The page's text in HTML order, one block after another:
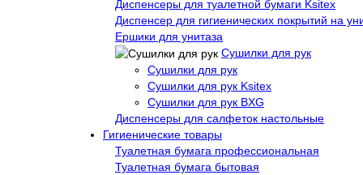
Диспенсеры для туалетной бумаги Ksitex
Диспенсер для гигиенических покрытий на
Ершики для унитаза
Сушилки для рук
Сушилки для рук
Сушилки для рук Ksitex
Сушилки для рук BXG
Диспенсеры для салфеток настольные
Гигиенические товары
Туалетная бумага профессиональная
Туалетная бумага бытовая